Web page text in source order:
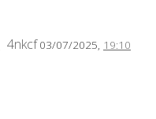
4nkcf 03/07/2025, 19:10